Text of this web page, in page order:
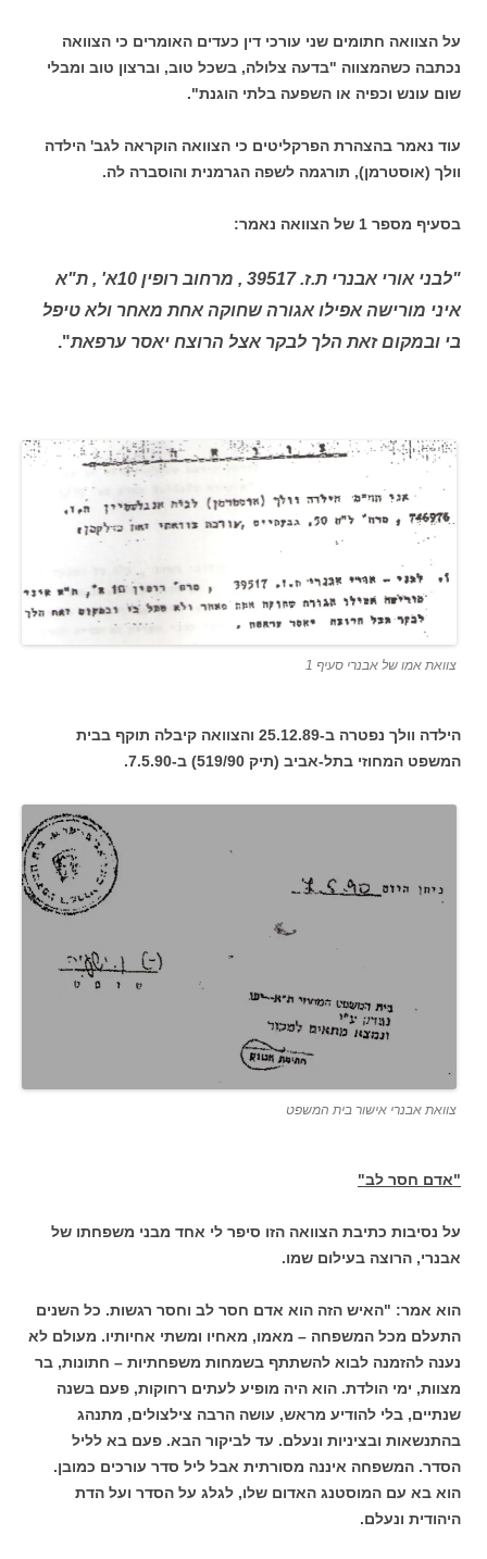
על הצוואה חתומים שני עורכי דין כעדים האומרים כי הצוואה
נכתבה כשהמצווה "בדעה צלולה, בשכל טוב, וברצון טוב ומבלי
שום עונש וכפיה או השפעה בלתי הוגנת".
עוד נאמר בהצהרת הפרקליטים כי הצוואה הוקראה לגב' הילדה
וולך (אוסטרמן), תורגמה לשפה הגרמנית והוסברה לה.
בסעיף מספר 1 של הצוואה נאמר:
"לבני אורי אבנרי ת.ז. 39517 , מרחוב רופין 10א' , ת"א
איני מורישה אפילו אגורה שחוקה אחת מאחר ולא טיפל
בי ובמקום זאת הלך לבקר אצל הרוצח יאסר ערפאת"
.
צוואת אמו של אבנרי סעיף 1
הילדה וולך נפטרה ב-25.12.89 והצוואה קיבלה תוקף בבית
המשפט המחוזי בתל-אביב (תיק 519/90) ב-7.5.90.
צוואת אבנרי אישור בית המשפט
"אדם חסר לב"
על נסיבות כתיבת הצוואה הזו סיפר לי אחד מבני משפחתו של
אבנרי, הרוצה בעילום שמו.
הוא אמר: "האיש הזה הוא אדם חסר לב וחסר רגשות. כל השנים
התעלם מכל המשפחה – מאמו, מאחיו ומשתי אחיותיו. מעולם לא
נענה להזמנה לבוא להשתתף בשמחות משפחתיות – חתונות, בר
מצוות, ימי הולדת. הוא היה מופיע לעתים רחוקות, פעם בשנה
שנתיים, בלי להודיע מראש, עושה הרבה צילצולים, מתנהג
בהתנשאות ובציניות ונעלם. עד לביקור הבא. פעם בא לליל
הסדר. המשפחה איננה מסורתית אבל ליל סדר עורכים כמובן.
הוא בא עם המוסטנג האדום שלו, לגלג על הסדר ועל הדת
היהודית ונעלם.